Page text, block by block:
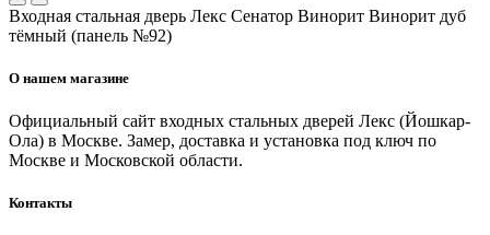
Входная стальная дверь Лекс Сенатор Винорит Винорит дуб
тёмный (панель №92)
О нашем магазине
Официальный сайт входных стальных дверей Лекс (Йошкар-
Ола) в Москве. Замер, доставка и установка под ключ по
Москве и Московской области.
Контакты